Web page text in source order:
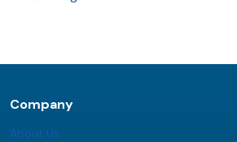
Company
About Us